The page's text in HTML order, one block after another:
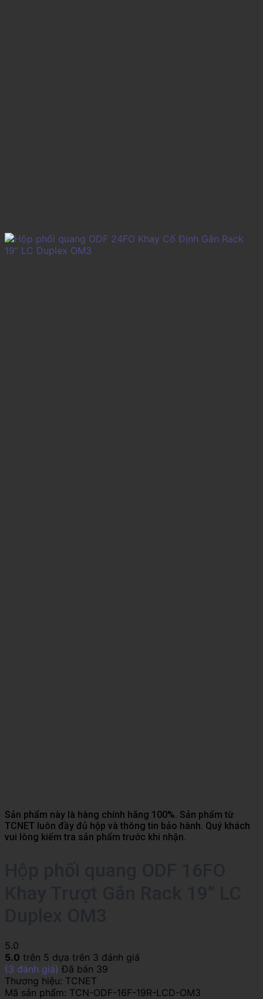
Sản phẩm này là hàng chính hãng 100%. Sản phẩm từ
TCNET luôn đầy đủ hộp và thông tin bảo hành. Quý khách
vui lòng kiểm tra sản phẩm trước khi nhận.
5.0
5.0 trên 5 dựa trên 3 đánh giá
(3 đánh giá) Đã bán 39
Thương hiệu: TCNET
Mã sản phẩm: TCN-ODF-16F-19R-LCD-OM3